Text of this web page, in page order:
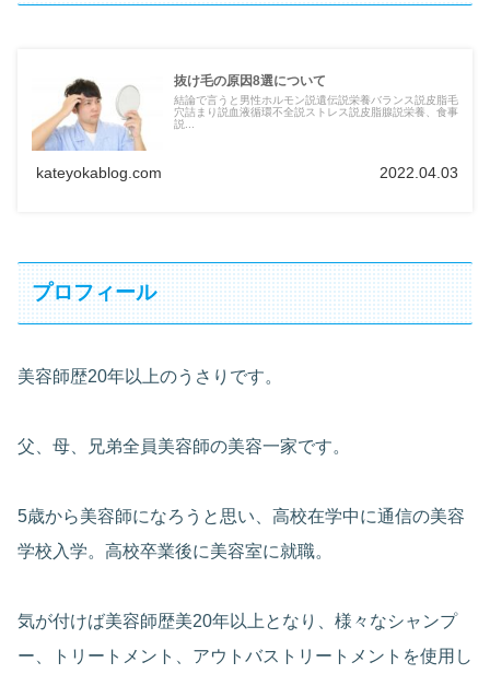
抜け毛の原因8選について
結論で言うと男性ホルモン説遺伝説栄養バランス説皮脂毛
穴詰まり説血液循環不全説ストレス説皮脂腺説栄養、食事
説...
kateyokablog.com 2022.04.03
プロフィール
美容師歴20年以上のうさりです。
父、母、兄弟全員美容師の美容一家です。
5歳から美容師になろうと思い、高校在学中に通信の美容
学校入学。高校卒業後に美容室に就職。
気が付けば美容師歴美20年以上となり、様々なシャンプ
ー、トリートメント、アウトバストリートメントを使用し